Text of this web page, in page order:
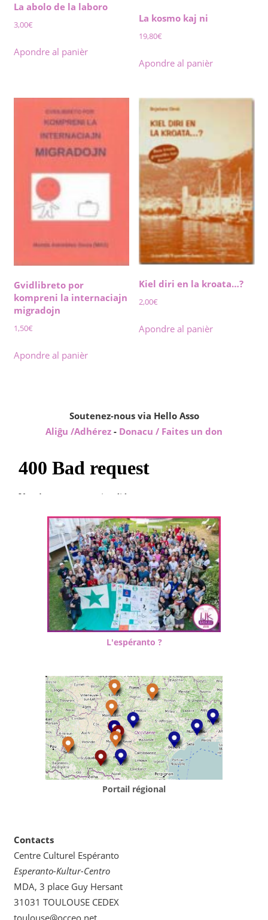
La abolo de la laboro
3,00€
Apondre al panièr
La kosmo kaj ni
19,80€
Apondre al panièr
Gvidlibreto por
kompreni la internaciajn
migradojn
1,50€
Apondre al panièr
Kiel diri en la kroata…?
2,00€
Apondre al panièr
Soutenez-nous via Hello Asso
Aliĝu /Adhérez - Donacu / Faites un don
L'espéranto ?
Portail régional
Contacts
Centre Culturel Espéranto
Esperanto-Kultur-Centro
MDA, 3 place Guy Hersant
31031 TOULOUSE CEDEX
toulouse@occeo.net